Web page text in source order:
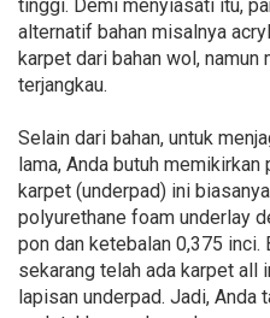
tinggi. Demi menyiasati itu,
alternatif bahan misalnya
karpet dari bahan wol,
terjangkau.
Selain dari bahan, untuk
lama, Anda butuh
karpet (underpad) ini
polyurethane foam underlay
pon dan ketebalan 0,375 inci.
sekarang telah ada karpet all
lapisan underpad. Jadi, Anda